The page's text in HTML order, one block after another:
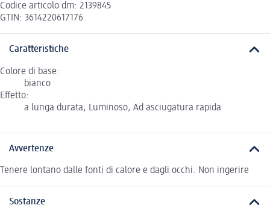
Codice articolo dm: 2139845
GTIN: 3614220617176
Caratteristiche
Colore di base:
bianco
Effetto:
a lunga durata, Luminoso, Ad asciugatura rapida
Avvertenze
Tenere lontano dalle fonti di calore e dagli occhi. Non ingerire
Sostanze